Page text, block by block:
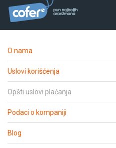
Vi ste ovde: Home page
O nama
Uslovi korišćenja
Opšti uslovi plaćanja
Podaci o kompaniji
Blog